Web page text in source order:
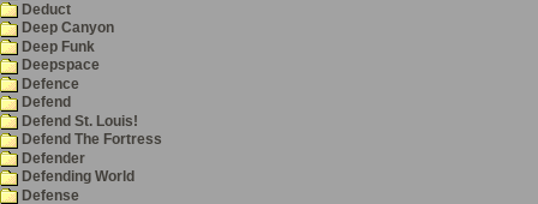
Deduct
Deep Canyon
Deep Funk
Deepspace
Defence
Defend
Defend St. Louis!
Defend The Fortress
Defender
Defending World
Defense